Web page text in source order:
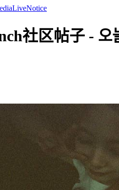
LiveNotice
社区帖子 - 오